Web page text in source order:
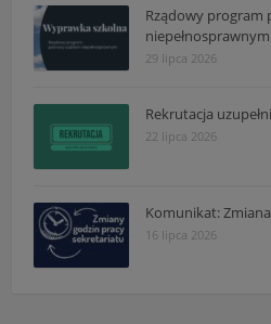
Rządowy program
niepełnosprawnym
29 lipca 2026
Rekrutacja
22 lipca 2026
Komunikat:
16 lipca 2026